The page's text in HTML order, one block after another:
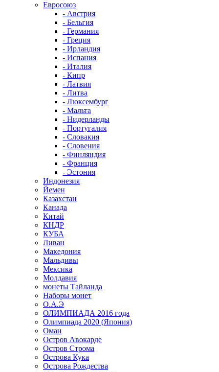
Евросоюз
- Австрия
- Бельгия
- Германия
- Греция
- Ирландия
- Испания
- Италия
- Кипр
- Латвия
- Литва
- Люксембург
- Мальта
- Нидерланды
- Португалия
- Словакия
- Словения
- Финляндия
- Франция
- Эстония
Индонезия
Йемен
Казахстан
Канада
Китай
КНДР
КУБА
Ливан
Македония
Мальдивы
Мексика
Молдавия
монеты Тайланда
Наборы монет
О.А.Э
ОЛИМПИАДА 2016 года
Олимпиада 2020 (Япония)
Оман
Остров Авокарде
Остров Строма
Острова Кука
Острова Рождества